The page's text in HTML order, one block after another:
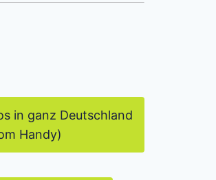
in ganz Deutschland
Handy)